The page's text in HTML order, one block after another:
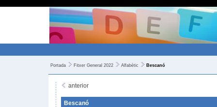
Portada Fitxer General 2022 Alfabètic Bescanó
anterior
Bescanó